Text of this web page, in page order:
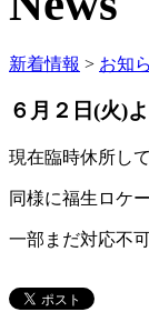
新着情報 > お知
６月２日(火)
現在臨時休所し
同様に福生ロケ
一部まだ対応不